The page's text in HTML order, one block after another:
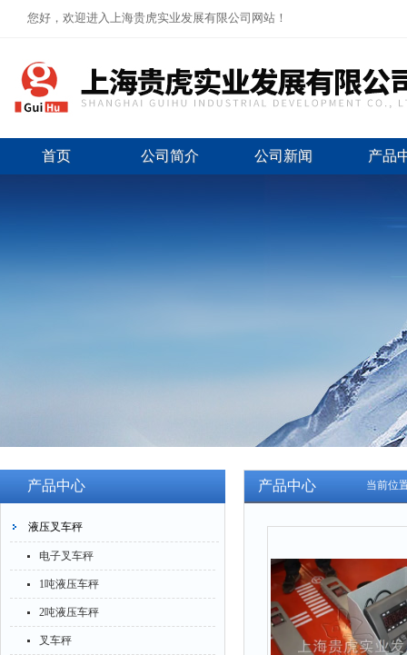
您好，欢迎进入上海贵虎实业发展有限公司网站！
首页 公司简介 公司新闻 产品
产品中心
液压叉车秤
电子叉车秤
1吨液压车秤
2吨液压车秤
叉车秤
当前位
产品中心